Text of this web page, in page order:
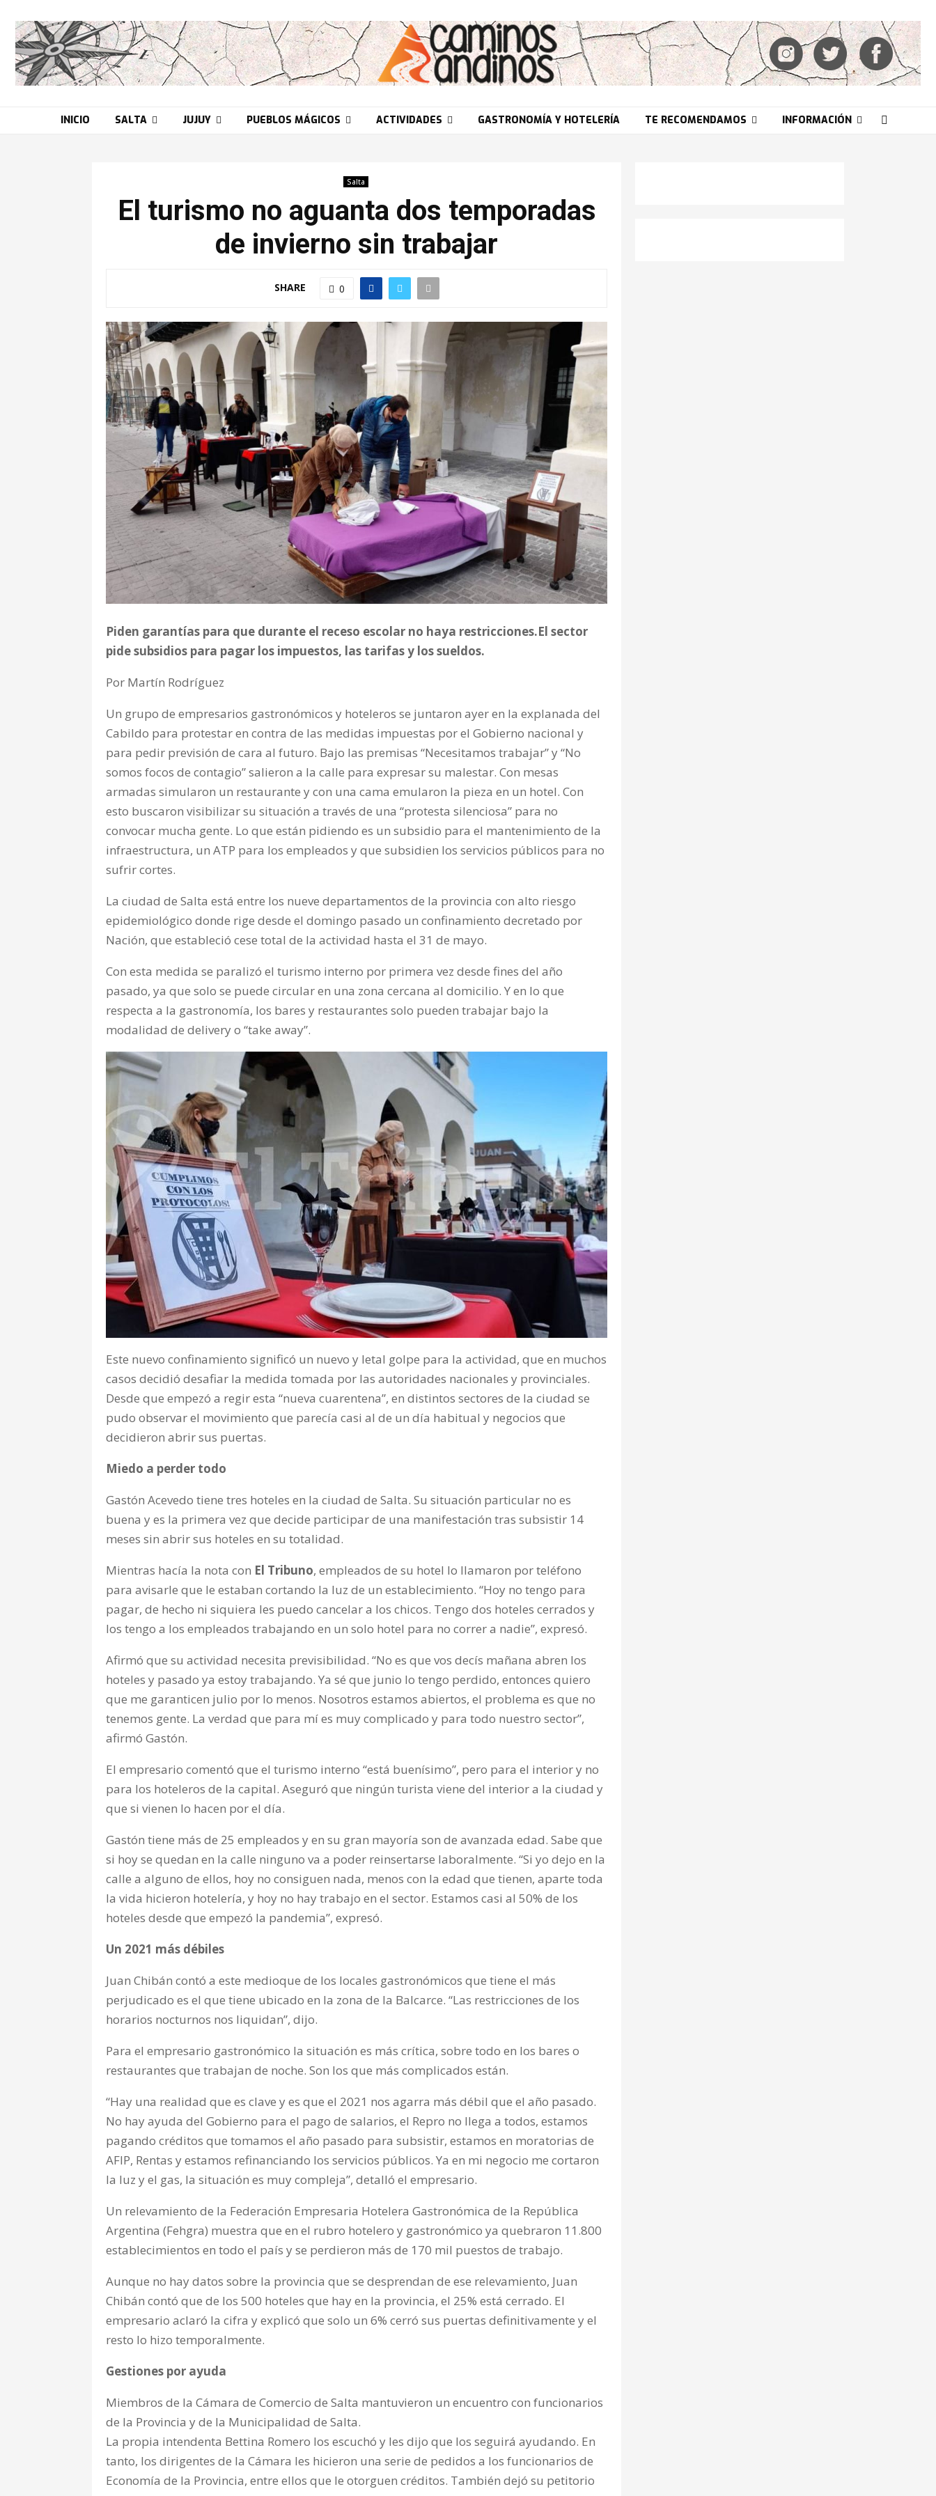
INICIO SALTA JUJUY PUEBLOS MÁGICOS ACTIVIDADES GASTRONOMÍA Y HOTELERÍA TE RECOMENDAMOS INFORMACIÓN
Salta
El turismo no aguanta dos temporadas
de invierno sin trabajar
SHARE 0
Piden garantías para que durante el receso escolar no haya restricciones.El sector
pide subsidios para pagar los impuestos, las tarifas y los sueldos.
Por Martín Rodríguez
Un grupo de empresarios gastronómicos y hoteleros se juntaron ayer en la explanada del
Cabildo para protestar en contra de las medidas impuestas por el Gobierno nacional y
para pedir previsión de cara al futuro. Bajo las premisas “Necesitamos trabajar” y “No
somos focos de contagio” salieron a la calle para expresar su malestar. Con mesas
armadas simularon un restaurante y con una cama emularon la pieza en un hotel. Con
esto buscaron visibilizar su situación a través de una “protesta silenciosa” para no
convocar mucha gente. Lo que están pidiendo es un subsidio para el mantenimiento de la
infraestructura, un ATP para los empleados y que subsidien los servicios públicos para no
sufrir cortes.
La ciudad de Salta está entre los nueve departamentos de la provincia con alto riesgo
epidemiológico donde rige desde el domingo pasado un confinamiento decretado por
Nación, que estableció cese total de la actividad hasta el 31 de mayo.
Con esta medida se paralizó el turismo interno por primera vez desde fines del año
pasado, ya que solo se puede circular en una zona cercana al domicilio. Y en lo que
respecta a la gastronomía, los bares y restaurantes solo pueden trabajar bajo la
modalidad de delivery o “take away”.
Este nuevo confinamiento significó un nuevo y letal golpe para la actividad, que en muchos
casos decidió desafiar la medida tomada por las autoridades nacionales y provinciales.
Desde que empezó a regir esta “nueva cuarentena”, en distintos sectores de la ciudad se
pudo observar el movimiento que parecía casi al de un día habitual y negocios que
decidieron abrir sus puertas.
Miedo a perder todo
Gastón Acevedo tiene tres hoteles en la ciudad de Salta. Su situación particular no es
buena y es la primera vez que decide participar de una manifestación tras subsistir 14
meses sin abrir sus hoteles en su totalidad.
Mientras hacía la nota con El Tribuno, empleados de su hotel lo llamaron por teléfono
para avisarle que le estaban cortando la luz de un establecimiento. “Hoy no tengo para
pagar, de hecho ni siquiera les puedo cancelar a los chicos. Tengo dos hoteles cerrados y
los tengo a los empleados trabajando en un solo hotel para no correr a nadie”, expresó.
Afirmó que su actividad necesita previsibilidad. “No es que vos decís mañana abren los
hoteles y pasado ya estoy trabajando. Ya sé que junio lo tengo perdido, entonces quiero
que me garanticen julio por lo menos. Nosotros estamos abiertos, el problema es que no
tenemos gente. La verdad que para mí es muy complicado y para todo nuestro sector”,
afirmó Gastón.
El empresario comentó que el turismo interno “está buenísimo”, pero para el interior y no
para los hoteleros de la capital. Aseguró que ningún turista viene del interior a la ciudad y
que si vienen lo hacen por el día.
Gastón tiene más de 25 empleados y en su gran mayoría son de avanzada edad. Sabe que
si hoy se quedan en la calle ninguno va a poder reinsertarse laboralmente. “Si yo dejo en la
calle a alguno de ellos, hoy no consiguen nada, menos con la edad que tienen, aparte toda
la vida hicieron hotelería, y hoy no hay trabajo en el sector. Estamos casi al 50% de los
hoteles desde que empezó la pandemia”, expresó.
Un 2021 más débiles
Juan Chibán contó a este medioque de los locales gastronómicos que tiene el más
perjudicado es el que tiene ubicado en la zona de la Balcarce. “Las restricciones de los
horarios nocturnos nos liquidan”, dijo.
Para el empresario gastronómico la situación es más crítica, sobre todo en los bares o
restaurantes que trabajan de noche. Son los que más complicados están.
“Hay una realidad que es clave y es que el 2021 nos agarra más débil que el año pasado.
No hay ayuda del Gobierno para el pago de salarios, el Repro no llega a todos, estamos
pagando créditos que tomamos el año pasado para subsistir, estamos en moratorias de
AFIP, Rentas y estamos refinanciando los servicios públicos. Ya en mi negocio me cortaron
la luz y el gas, la situación es muy compleja”, detalló el empresario.
Un relevamiento de la Federación Empresaria Hotelera Gastronómica de la República
Argentina (Fehgra) muestra que en el rubro hotelero y gastronómico ya quebraron 11.800
establecimientos en todo el país y se perdieron más de 170 mil puestos de trabajo.
Aunque no hay datos sobre la provincia que se desprendan de ese relevamiento, Juan
Chibán contó que de los 500 hoteles que hay en la provincia, el 25% está cerrado. El
empresario aclaró la cifra y explicó que solo un 6% cerró sus puertas definitivamente y el
resto lo hizo temporalmente.
Gestiones por ayuda
Miembros de la Cámara de Comercio de Salta mantuvieron un encuentro con funcionarios
de la Provincia y de la Municipalidad de Salta.
La propia intendenta Bettina Romero los escuchó y les dijo que los seguirá ayudando. En
tanto, los dirigentes de la Cámara les hicieron una serie de pedidos a los funcionarios de
Economía de la Provincia, entre ellos que le otorguen créditos. También dejó su petitorio